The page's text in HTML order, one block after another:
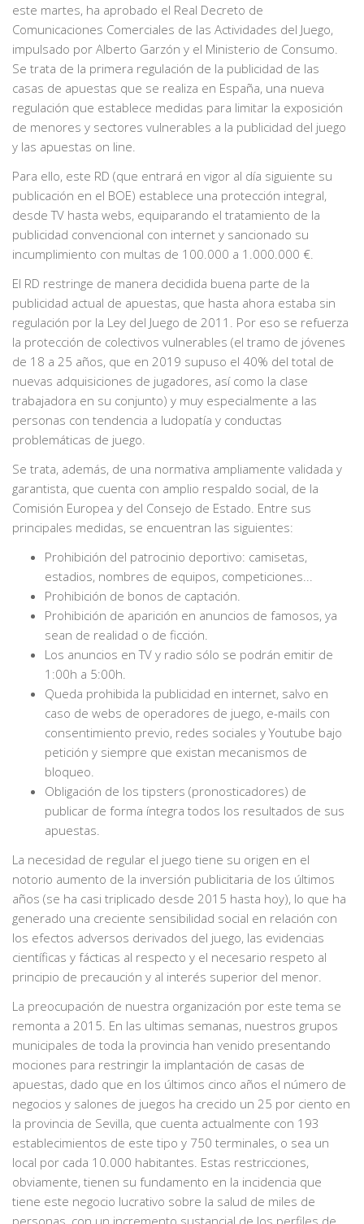
este martes, ha aprobado el Real Decreto de
Comunicaciones Comerciales de las Actividades del Juego,
impulsado por Alberto Garzón y el Ministerio de Consumo.
Se trata de la primera regulación de la publicidad de las
casas de apuestas que se realiza en España, una nueva
regulación que establece medidas para limitar la exposición
de menores y sectores vulnerables a la publicidad del juego
y las apuestas on line.
Para ello, este RD (que entrará en vigor al día siguiente su
publicación en el BOE) establece una protección integral,
desde TV hasta webs, equiparando el tratamiento de la
publicidad convencional con internet y sancionado su
incumplimiento con multas de 100.000 a 1.000.000 €.
El RD restringe de manera decidida buena parte de la
publicidad actual de apuestas, que hasta ahora estaba sin
regulación por la Ley del Juego de 2011. Por eso se refuerza
la protección de colectivos vulnerables (el tramo de jóvenes
de 18 a 25 años, que en 2019 supuso el 40% del total de
nuevas adquisiciones de jugadores, así como la clase
trabajadora en su conjunto) y muy especialmente a las
personas con tendencia a ludopatía y conductas
problemáticas de juego.
Se trata, además, de una normativa ampliamente validada y
garantista, que cuenta con amplio respaldo social, de la
Comisión Europea y del Consejo de Estado. Entre sus
principales medidas, se encuentran las siguientes:
Prohibición del patrocinio deportivo: camisetas,
estadios, nombres de equipos, competiciones...
Prohibición de bonos de captación.
Prohibición de aparición en anuncios de famosos, ya
sean de realidad o de ficción.
Los anuncios en TV y radio sólo se podrán emitir de
1:00h a 5:00h.
Queda prohibida la publicidad en internet, salvo en
caso de webs de operadores de juego, e-mails con
consentimiento previo, redes sociales y Youtube bajo
petición y siempre que existan mecanismos de
bloqueo.
Obligación de los tipsters (pronosticadores) de
publicar de forma íntegra todos los resultados de sus
apuestas.
La necesidad de regular el juego tiene su origen en el
notorio aumento de la inversión publicitaria de los últimos
años (se ha casi triplicado desde 2015 hasta hoy), lo que ha
generado una creciente sensibilidad social en relación con
los efectos adversos derivados del juego, las evidencias
científicas y fácticas al respecto y el necesario respeto al
principio de precaución y al interés superior del menor.
La preocupación de nuestra organización por este tema se
remonta a 2015. En las ultimas semanas, nuestros grupos
municipales de toda la provincia han venido presentando
mociones para restringir la implantación de casas de
apuestas, dado que en los últimos cinco años el número de
negocios y salones de juegos ha crecido un 25 por ciento en
la provincia de Sevilla, que cuenta actualmente con 193
establecimientos de este tipo y 750 terminales, o sea un
local por cada 10.000 habitantes. Estas restricciones,
obviamente, tienen su fundamento en la incidencia que
tiene este negocio lucrativo sobre la salud de miles de
personas, con un incremento sustancial de los perfiles de